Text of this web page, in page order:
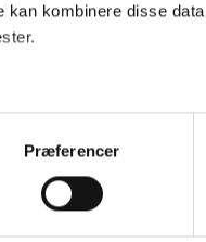
kan kombinere disse
Præferencer